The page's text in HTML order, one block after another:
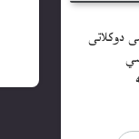
دوكلاتى